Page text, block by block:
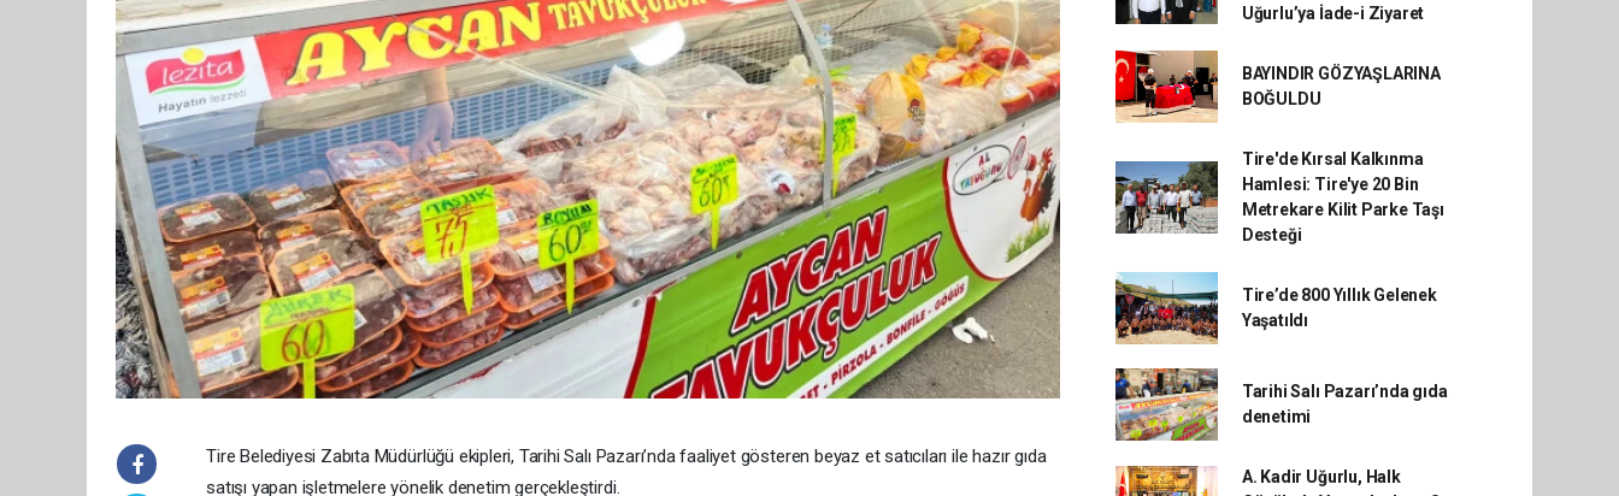
Tire Belediyesi Zabıta Müdürlüğü ekipleri, Tarihi Salı Pazarı’nda faaliyet gösteren beyaz et satıcıları ile hazır gıda
satışı yapan işletmelere yönelik denetim gerçekleştirdi.
Uğurlu’ya İade-i Ziyaret
BAYINDIR GÖZYAŞLARINA
BOĞULDU
Tire'de Kırsal Kalkınma
Hamlesi: Tire'ye 20 Bin
Metrekare Kilit Parke Taşı
Desteği
Tire’de 800 Yıllık Gelenek
Yaşatıldı
Tarihi Salı Pazarı’nda gıda
denetimi
A. Kadir Uğurlu, Halk